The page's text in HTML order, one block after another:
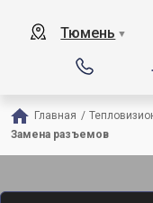
Тюмень ▼
Главная /
Замена разъемов